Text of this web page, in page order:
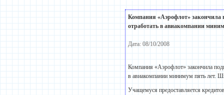
Компания «Аэрофлот» закончила
отработать в авиакомпании
Дата: 08/10/2008
Компания «Аэрофлот» закончила
в авиакомпании минимум пять лет.
Учащемуся предоставляется